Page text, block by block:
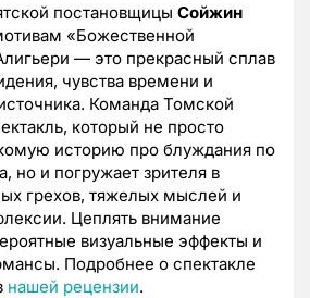
постановщицы Сойжин
«Божественной
— это прекрасный сплав
чувства времени и
Команда Томской
который не просто
историю про блуждания по
но и погружает зрителя в
грехов, тяжелых мыслей и
Цеплять внимание
визуальные эффекты и
Подробнее о спектакле
нашей рецензии.